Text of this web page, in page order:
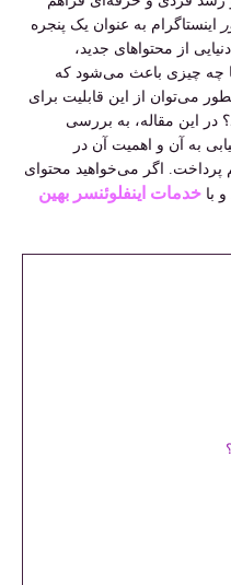
اینستاگرام به عنوان یک پنجره
از محتواهای جدید،
چه چیزی باعث می‌شود که
می‌توان از این قابلیت برای
در این مقاله، به بررسی
به آن و اهمیت آن در
پرداخت. اگر می‌خواهید محتوای
با خدمات اینفلوئنسر بهین